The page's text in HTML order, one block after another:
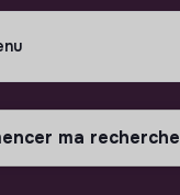
ma recherche